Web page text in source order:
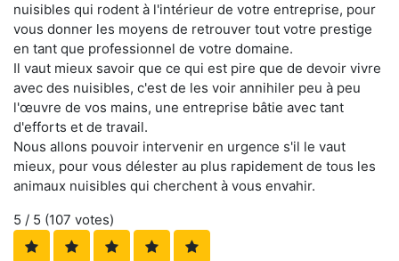
nuisibles qui rodent à l'intérieur de votre entreprise, pour
vous donner les moyens de retrouver tout votre prestige
en tant que professionnel de votre domaine.
Il vaut mieux savoir que ce qui est pire que de devoir vivre
avec des nuisibles, c'est de les voir annihiler peu à peu
l'œuvre de vos mains, une entreprise bâtie avec tant
d'efforts et de travail.
Nous allons pouvoir intervenir en urgence s'il le vaut
mieux, pour vous délester au plus rapidement de tous les
animaux nuisibles qui cherchent à vous envahir.
5 / 5 (107 votes)